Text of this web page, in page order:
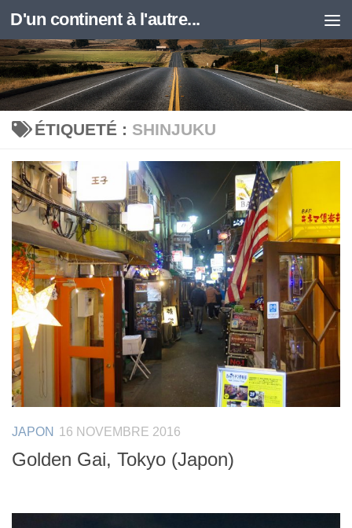
Skip to content
D'un continent à l'autre...
ÉTIQUETÉ : SHINJUKU
JAPON 16 NOVEMBRE 2016
Golden Gai, Tokyo (Japon)